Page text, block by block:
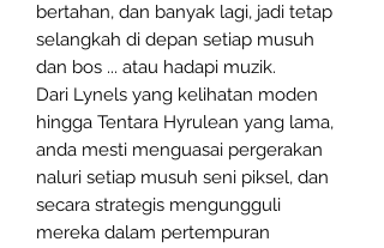
bertahan, dan banyak lagi, jadi tetap
selangkah di depan setiap musuh
dan bos ... atau hadapi muzik.
Dari Lynels yang kelihatan moden
hingga Tentara Hyrulean yang lama,
anda mesti menguasai pergerakan
naluri setiap musuh seni piksel, dan
secara strategis mengungguli
mereka dalam pertempuran